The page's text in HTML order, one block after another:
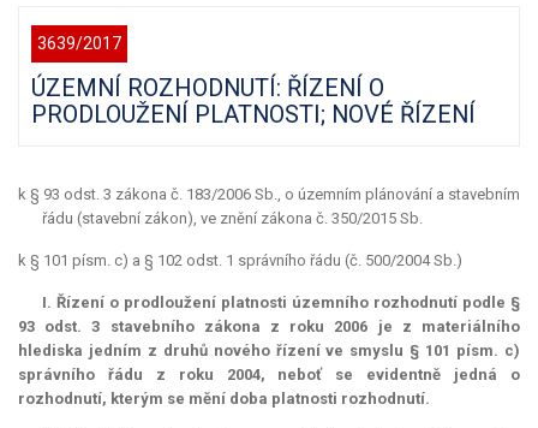
3639/2017
ÚZEMNÍ ROZHODNUTÍ: ŘÍZENÍ O
PRODLOUŽENÍ PLATNOSTI; NOVÉ ŘÍZENÍ
k § 93 odst. 3 zákona č. 183/2006 Sb., o územním plánování a stavebním
řádu (stavební zákon), ve znění zákona č. 350/2015 Sb.
k § 101 písm. c) a § 102 odst. 1 správního řádu (č. 500/2004 Sb.)
I. Řízení o prodloužení platnosti územního rozhodnutí podle §
93 odst. 3 stavebního zákona z roku 2006 je z materiálního
hlediska jedním z druhů nového řízení ve smyslu § 101 písm. c)
správního řádu z roku 2004, neboť se evidentně jedná o
rozhodnutí, kterým se mění doba platnosti rozhodnutí.